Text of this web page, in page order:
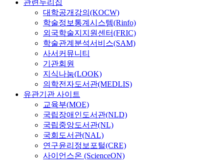
관련누리집
대학공개강의(KOCW)
학술정보통계시스템(Rinfo)
외국학술지지원센터(FRIC)
학술관계분석서비스(SAM)
사서커뮤니티
기관회원
지식나눔(LOOK)
의학전자도서관(MEDLIS)
유관기관 사이트
교육부(MOE)
국립장애인도서관(NLD)
국립중앙도서관(NL)
국회도서관(NAL)
연구윤리정보포털(CRE)
사이언스온 (ScienceON)